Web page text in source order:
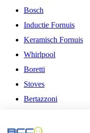
Bosch
Inductie Fornuis
Keramisch Fornuis
Whirlpool
Boretti
Stoves
Bertazzoni
Fitelli